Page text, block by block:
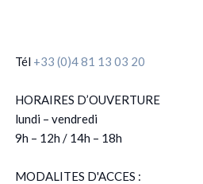
Tél +33 (0)4 81 13 03 20
HORAIRES D’OUVERTURE
lundi – vendredi
9h – 12h / 14h – 18h
MODALITES D'ACCES :